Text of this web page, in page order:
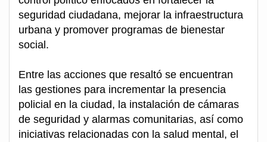
seguridad ciudadana, mejorar la infraestructura
urbana y promover programas de bienestar
social.
Entre las acciones que resaltó se encuentran
las gestiones para incrementar la presencia
policial en la ciudad, la instalación de cámaras
de seguridad y alarmas comunitarias, así como
iniciativas relacionadas con la salud mental, el